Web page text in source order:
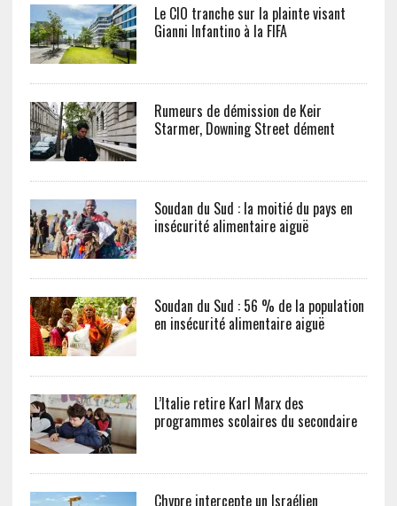
Le CIO tranche sur la plainte visant
Gianni Infantino à la FIFA
Rumeurs de démission de Keir
Starmer, Downing Street dément
Soudan du Sud : la moitié du pays en
insécurité alimentaire aiguë
Soudan du Sud : 56 % de la population
en insécurité alimentaire aiguë
L’Italie retire Karl Marx des
programmes scolaires du secondaire
Chypre intercepte un Israélien